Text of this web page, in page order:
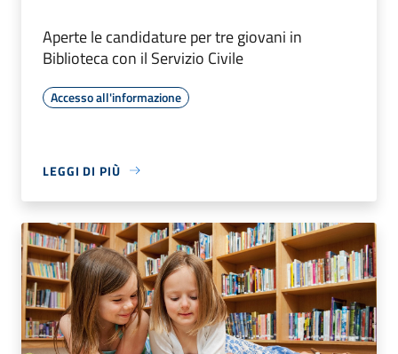
Aperte le candidature per tre giovani in
Biblioteca con il Servizio Civile
Accesso all'informazione
LEGGI DI PIÙ